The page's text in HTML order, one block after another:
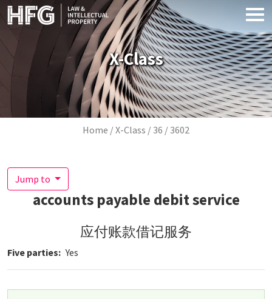
Skip to main content
X-Class
Breadcrumb
Home X-Class 36 3602
Jump to
accounts payable debit service
应付账款借记服务
Five parties Yes